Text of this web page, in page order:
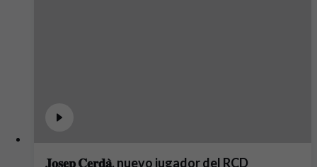
𝐉𝐨𝐬𝐞𝐩 𝐂𝐞𝐫𝐝𝐚̀, nuevo jugador del RCD